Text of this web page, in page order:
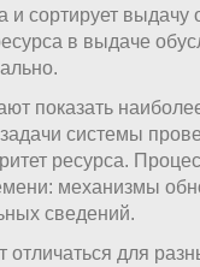
сортирует
в выдаче
показать
системы
ресурса.
механизмы
сведений.
для